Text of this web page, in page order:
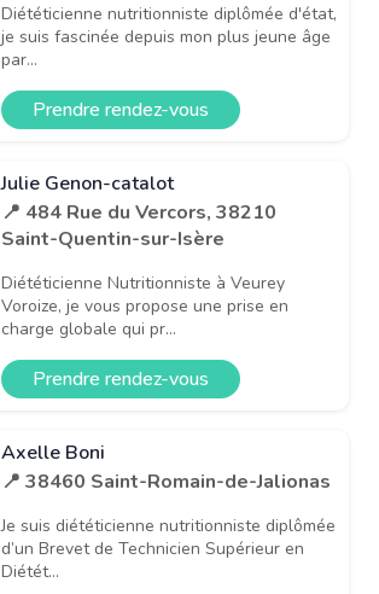
Diététicienne nutritionniste diplômée d'état,
je suis fascinée depuis mon plus jeune âge
par...
Prendre rendez-vous
Julie Genon-catalot
📍 484 Rue du Vercors, 38210
Saint-Quentin-sur-Isère
Diététicienne Nutritionniste à Veurey
Voroize, je vous propose une prise en
charge globale qui pr...
Prendre rendez-vous
Axelle Boni
📍 38460 Saint-Romain-de-Jalionas
Je suis diététicienne nutritionniste diplômée
d’un Brevet de Technicien Supérieur en
Diétét...